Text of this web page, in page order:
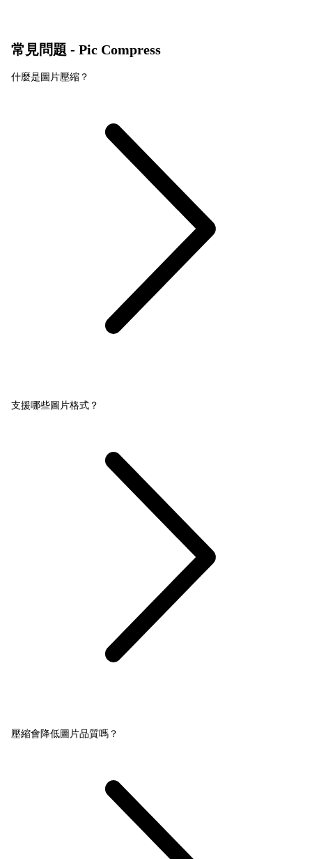
常見問題 - Pic Compress
什麼是圖片壓縮？
支援哪些圖片格式？
壓縮會降低圖片品質嗎？